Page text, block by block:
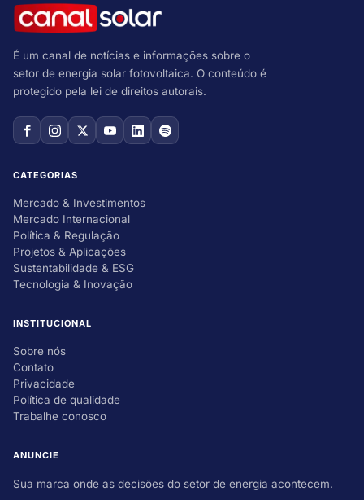
É um canal de notícias e informações sobre o
setor de energia solar fotovoltaica. O conteúdo é
protegido pela lei de direitos autorais.
CATEGORIAS
Mercado & Investimentos
Mercado Internacional
Política & Regulação
Projetos & Aplicações
Sustentabilidade & ESG
Tecnologia & Inovação
INSTITUCIONAL
Sobre nós
Contato
Privacidade
Política de qualidade
Trabalhe conosco
ANUNCIE
Sua marca onde as decisões do setor de energia acontecem.